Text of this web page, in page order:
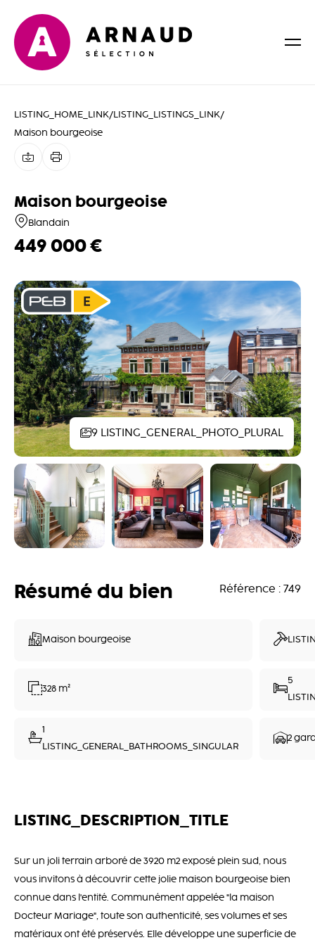
LISTING_HOME_LINK/LISTING_LISTINGS_LINK/
Maison bourgeoise
Maison bourgeoise
Blandain
449 000 €
9 LISTING_GENERAL_PHOTO_PLURAL
Résumé du bien Référence : 749
Maison bourgeoise
328 m²
5
1
LISTING_GENERAL_BATHROOMS_SINGULAR
2
LISTING_DESCRIPTION_TITLE
Sur un joli terrain arboré de 3920 m2 exposé plein sud, nous
vous invitons à découvrir cette jolie maison bourgeoise bien
connue dans l'entité. Communément appelée "la maison
Docteur Mariage", toute son authenticité, ses volumes et ses
matériaux ont été préservés. Elle développe une superficie de